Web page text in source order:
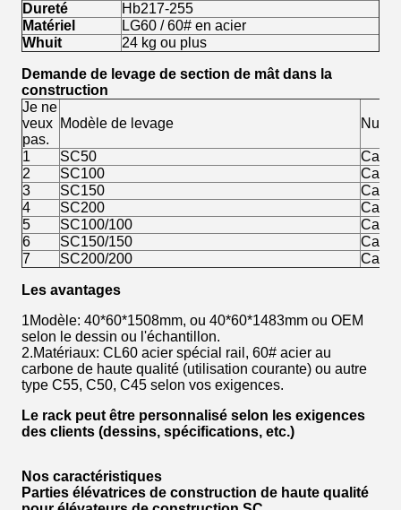
Dureté
Hb217-255
Matériel
LG60 / 60# en acier
Whuit 24 kg ou plus
Demande de levage de section de mât dans la
construction
Je ne
veux
pas.
Modèle de levage
1 SC50
Cage
2
SC100
Cage
3
SC150
Cage
4
SC200
Cage
5
SC100/100
Cage
6
SC150/150
Cage
7
SC200/200 Cage
Les avantages
1Modèle: 40*60*1508mm, ou 40*60*1483mm ou OEM
selon le dessin ou l'échantillon.
2.Matériaux: CL60 acier spécial rail, 60# acier au
carbone de haute qualité (utilisation courante) ou autre
type C55, C50, C45 selon vos exigences.
Le rack peut être personnalisé selon les exigences
des clients (dessins, spécifications, etc.)
Nos caractéristiques
Parties élévatrices de construction de haute qualité